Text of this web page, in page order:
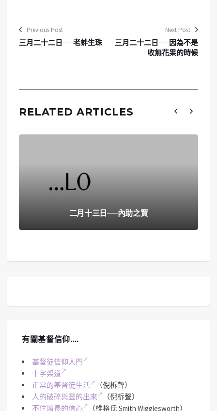
Previous Post
三月二十二日──老蚌生珠
Next Post
三月二十二日──因為不是
收無花果的時候
RELATED ARTICLES
二月十三日──內助之賢
有關基督信仰….
基督徒信仰入門
十字架道
正常的基督徒生活
（倪柝聲）
人的破碎與靈的出來
（倪柝聲）
不住增長的信心
（維格氏 Smith Wigglesworth）